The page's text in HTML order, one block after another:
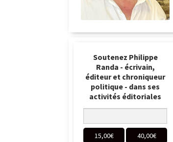
Soutenez Philippe
Randa - écrivain,
éditeur et chroniqueur
politique - dans ses
activités éditoriales
15,00€ 40,00€